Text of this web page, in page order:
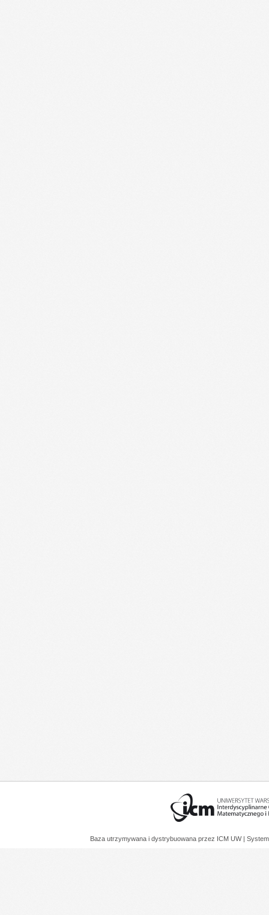
Baza utrzymywana i dystrybuowana przez ICM UW |